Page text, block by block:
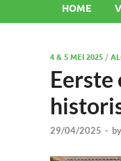
HOME
4 & 5 MEI 2025 /
29/04/2025 - by